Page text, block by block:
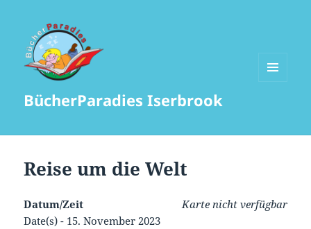
BücherParadies Iserbrook
Reise um die Welt
Karte nicht verfügbar
Datum/Zeit
Date(s) - 15. November 2023